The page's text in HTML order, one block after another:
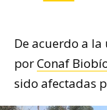
De acuerdo a
porConaf
sido afectadas